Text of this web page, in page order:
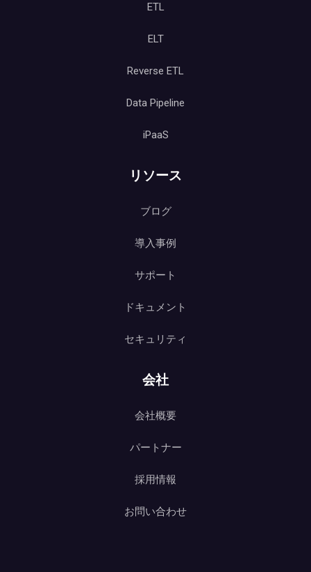
ETL
ELT
Reverse ETL
Data Pipeline
iPaaS
リソース
ブログ
導入事例
サポート
ドキュメント
セキュリティ
会社
会社概要
パートナー
採用情報
お問い合わせ